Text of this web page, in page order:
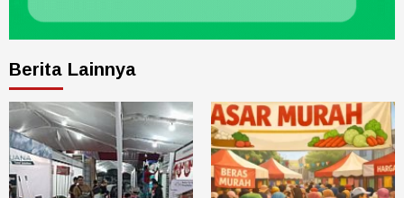
Berita Lainnya